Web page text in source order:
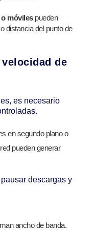
móvilespueden
distancia del punto de
de
es necesario
en segundo plano o
pueden generar
pausar descargas y
ancho de banda.